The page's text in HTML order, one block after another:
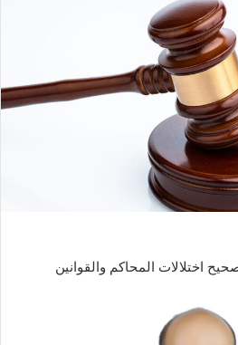
اختلالات المحاكم والقوانين